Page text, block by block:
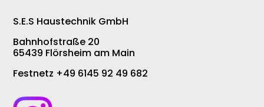
S.E.S Haustechnik GmbH
Bahnhofstraße 20
65439 Flörsheim am Main
Festnetz +49 6145 92 49 682